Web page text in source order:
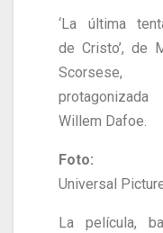
‘La última
de Cristo’, de
Scorsese,
Willem Dafoe.
Foto:
Universal
La película,